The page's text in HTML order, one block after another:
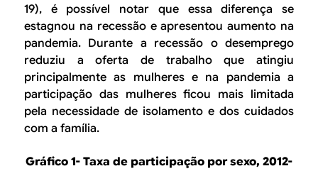
19), é possível notar que essa diferença se
estagnou na recessão e apresentou aumento na
pandemia. Durante a recessão o desemprego
reduziu a oferta de trabalho que atingiu
principalmente as mulheres e na pandemia a
participação das mulheres ficou mais limitada
pela necessidade de isolamento e dos cuidados
com a família.
Gráfico 1- Taxa de participação por sexo, 2012-